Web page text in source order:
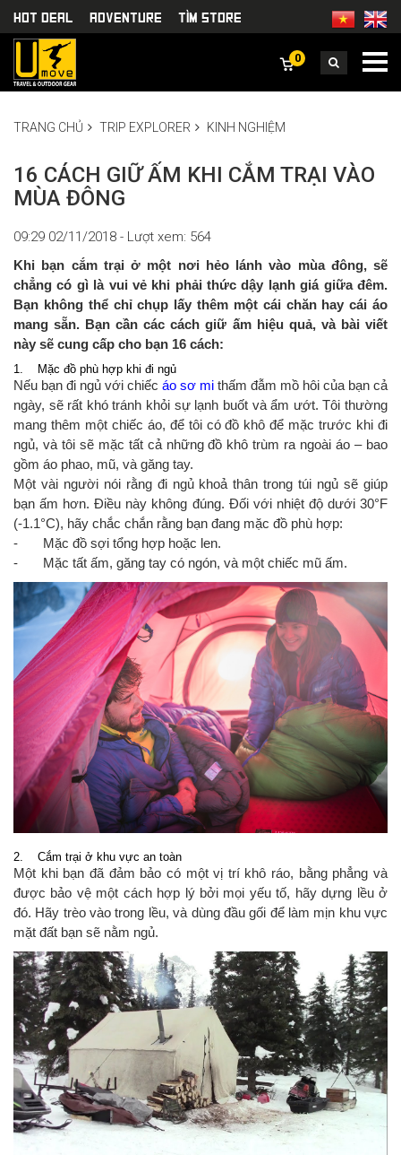
HOT DEAL Adventure TÌm Store
0
TRANG CHỦ TRIP EXPLORER KINH NGHIỆM
16 CÁCH GIỮ ẤM KHI CẮM TRẠI VÀO
MÙA ĐÔNG
09:29 02/11/2018 - Lượt xem: 564
Khi bạn cắm trại ở một nơi hẻo lánh vào mùa đông, sẽ
chẳng có gì là vui vẻ khi phải thức dậy lạnh giá giữa đêm.
Bạn không thể chỉ chụp lấy thêm một cái chăn hay cái áo
mang sẵn. Bạn cần các cách giữ ấm hiệu quả, và bài viết
này sẽ cung cấp cho bạn 16 cách:
1. Mặc đồ phù hợp khi đi ngủ
Nếu bạn đi ngủ với chiếc áo sơ mi thấm đẫm mồ hôi của bạn cả
ngày, sẽ rất khó tránh khỏi sự lạnh buốt và ẩm ướt. Tôi thường
mang thêm một chiếc áo, để tôi có đồ khô để mặc trước khi đi
ngủ, và tôi sẽ mặc tất cả những đồ khô trùm ra ngoài áo – bao
gồm áo phao, mũ, và găng tay.
Một vài người nói rằng đi ngủ khoả thân trong túi ngủ sẽ giúp
bạn ấm hơn. Điều này không đúng. Đối với nhiệt độ dưới 30°F
(-1.1°C), hãy chắc chắn rằng bạn đang mặc đồ phù hợp:
- Mặc đồ sợi tổng hợp hoặc len.
- Mặc tất ấm, găng tay có ngón, và một chiếc mũ ấm.
2. Cắm trại ở khu vực an toàn
Một khi bạn đã đảm bảo có một vị trí khô ráo, bằng phẳng và
được bảo vệ một cách hợp lý bởi mọi yếu tố, hãy dựng lều ở
đó. Hãy trèo vào trong lều, và dùng đầu gối để làm mịn khu vực
mặt đất bạn sẽ nằm ngủ.